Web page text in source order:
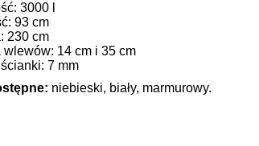
3000 l
93 cm
230 cm
wlewów: 14 cm i 35 cm
7 mm
niebieski, biały, marmurowy.